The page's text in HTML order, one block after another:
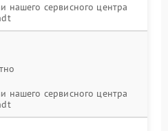
нашего сервисного центра
нашего сервисного центра